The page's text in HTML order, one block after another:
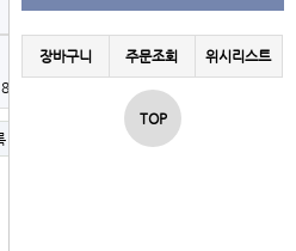
장바구니 주문조회 위시리스트
TOP
872회